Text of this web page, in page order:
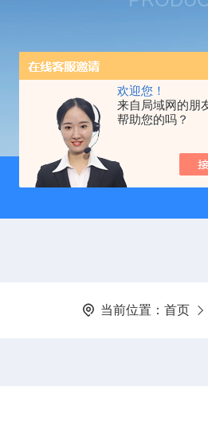
欢迎您！
来自局域网的朋
帮助您的吗？
当前位置： 首页